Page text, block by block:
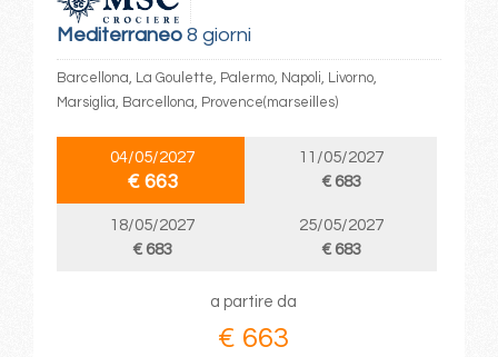
Mediterraneo8 giorni
Barcellona, La Goulette, Palermo, Napoli, Livorno,
Marsiglia, Barcellona, Provence(marseilles)
04/05/2027
€ 663
11/05/2027
€ 683
18/05/2027
€ 683
25/05/2027
€ 683
a partire da
€ 663